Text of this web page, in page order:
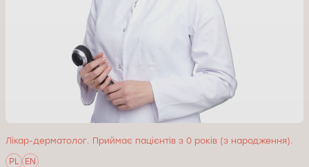
Лікар-дерматолог. Приймає пацієнтів з 0 років (з народження).
PL
EN